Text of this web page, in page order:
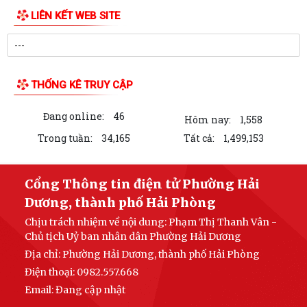
LIÊN KẾT WEB SITE
THỐNG KÊ TRUY CẬP
Đang online: 46 Hôm nay:
1,558
Trong tuần:
34,165 Tất cả: 1,499,153
Cổng Thông tin điện tử Phường Hải
Dương, thành phố Hải Phòng
Chịu trách nhiệm về nội dung: Phạm Thị Thanh Vân -
Chủ tịch Uỷ ban nhân dân Phường Hải Dương
Địa chỉ: Phường Hải Dương, thành phố Hải Phòng
Điện thoại: 0982.557.668
Email:Đang cập nhật